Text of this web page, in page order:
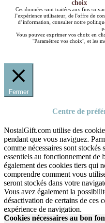
choix
Ces données sont traitées aux fins
l’expérience utilisateur, de l'offre de
d’information, consulter notre
Vous pouvez exprimer vos choix en
"Paramétrez vos choix", et les
Fermer
Centre de
NostalGift.com utilise des
pendant que vous naviguez.
comme nécessaires sont
essentiels au fonctionnement de
également des cookies tiers qui
comprendre comment vous
seront stockés dans votre
Vous avez également la
désactivation de certains de ces
expérience de navigation.
Cookies nécessaires au bon